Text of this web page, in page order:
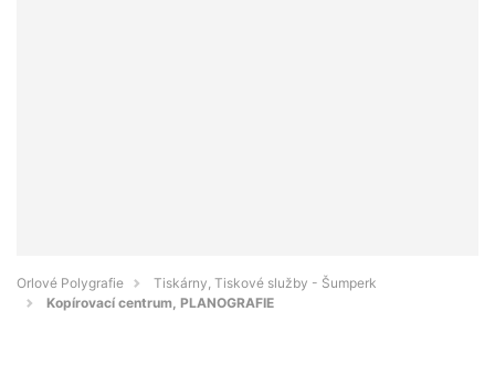
Orlové Polygrafie
Tiskárny, Tiskové služby - Šumperk
Kopírovací centrum, PLANOGRAFIE